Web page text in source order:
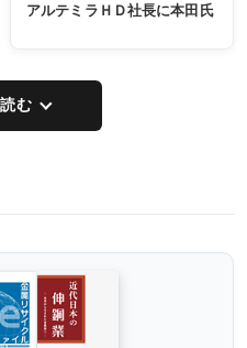
アルテミラＨＤ社長に本田氏
む